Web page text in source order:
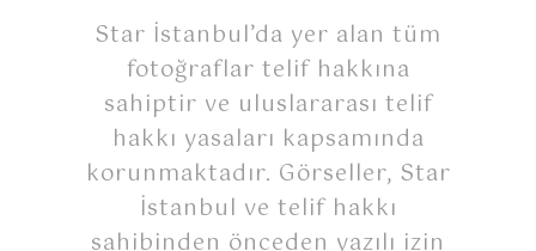
Star İstanbul’da yer alan tüm
fotoğraflar telif hakkına
sahiptir ve uluslararası telif
hakkı yasaları kapsamında
korunmaktadır. Görseller, Star
İstanbul ve telif hakkı
sahibinden önceden yazılı izin